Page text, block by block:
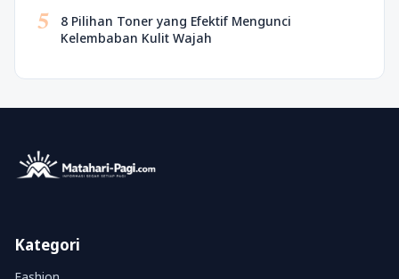
5
8 Pilihan Toner yang Efektif Mengunci
Kelembaban Kulit Wajah
Kategori